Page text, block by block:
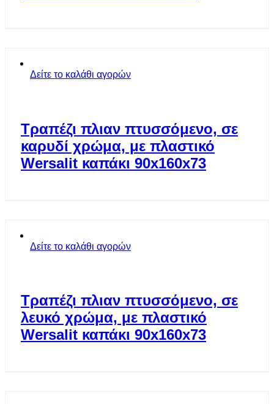
Δείτε το καλάθι αγορών
Τραπέζι πλιαν πτυσσόμενο, σε
καρυδί χρώμα, με πλαστικό
Wersalit καπάκι 90x160x73
Δείτε το καλάθι αγορών
Τραπέζι πλιαν πτυσσόμενο, σε
λευκό χρώμα, με πλαστικό
Wersalit καπάκι 90x160x73